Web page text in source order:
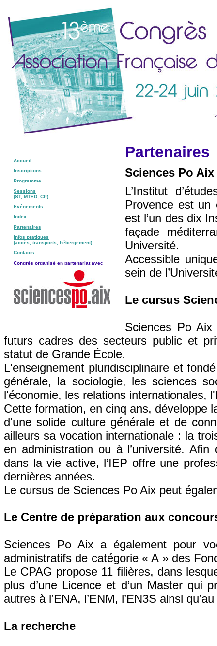
Accueil
Inscriptions
Programme
Sessions
(ST, MTED, CP)
Evénements
Index
Partenaires
Infos pratiques
(accès, transports, hébergement)
Contacts
Congrès organisé en partenariat avec
Partenaires
Sciences Po Aix
L’Institut
Provence est un
est l’un des dix
façade
Université.
Accessible
sein de
Le cursus
Sciences Po
futurs cadres des secteurs public et
statut de Grande École.
L'enseignement pluridisciplinaire et
générale, la sociologie, les sciences
l'économie, les relations internationales,
Cette formation, en cinq ans, développe
d'une solide culture générale et de
ailleurs sa vocation internationale : la
en administration ou à l’université.
dans la vie active, l’IEP offre une
dernières années.
Le cursus de Sciences Po Aix peut
Le Centre de préparation aux
Sciences Po Aix a également pour
administratifs de catégorie « A » des
Le CPAG propose 11 filières, dans
plus d’une Licence et d’un Master qui
autres à l’ENA, l’ENM, l’EN3S ainsi
La recherche